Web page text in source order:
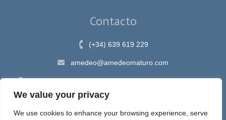
We value your privacy
We use cookies to enhance your browsing experience, serve
Contacto
(+34) 639 619 229
amedeo@amedeomaturo.com
Av. Rambla Méndez Núnez, 12, Alicante 03002, España